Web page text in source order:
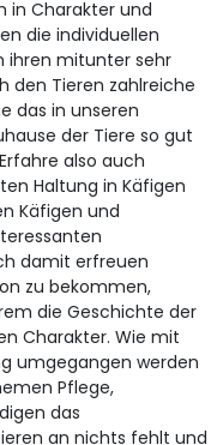
in Charakter und
die individuellen
ihren mitunter sehr
den Tieren zahlreiche
das in unseren
der Tiere so gut
also auch
Haltung in Käfigen
Käfigen und
damit erfreuen
zu bekommen,
die Geschichte der
Charakter. Wie mit
umgegangen werden
Pflege,
das
an nichts fehlt und